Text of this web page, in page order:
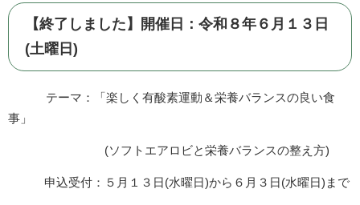
【終了しました】開催日：令和８年６月１３日
(土曜日)
テーマ：「楽しく有酸素運動＆栄養バランスの良い食
事」
(ソフトエアロビと栄養バランスの整え方)
申込受付：５月１３日(水曜日)から６月３日(水曜日)まで